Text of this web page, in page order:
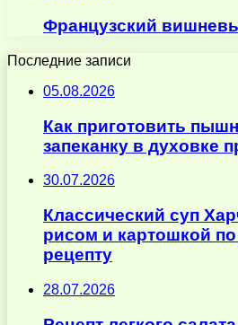
Французский
Последние записи
05.08.2026
Как приготовить
запеканку в духовке
30.07.2026
Классический суп
рисом и картошкой
рецепту
28.07.2026